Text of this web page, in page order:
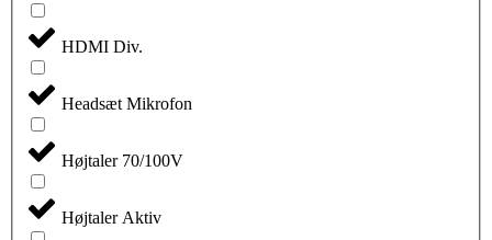
HDMI Div.
Headsæt Mikrofon
Højtaler 70/100V
Højtaler Aktiv